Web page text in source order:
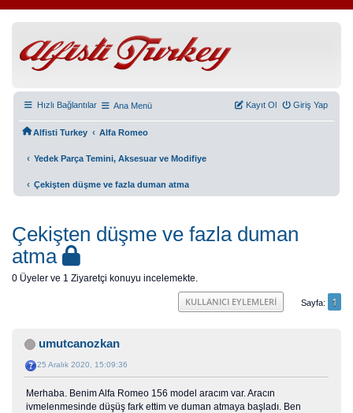
Hızlı Bağlantılar Ana Menü Giriş Yap
Kayıt Ol
Alfisti Turkey ‹ Alfa Romeo
‹ Yedek Parça Temini, Aksesuar ve Modifiye
‹ Çekişten düşme ve fazla duman atma
Çekişten düşme ve fazla duman
atma
0 Üyeler ve 1 Ziyaretçi konuyu incelemekte.
Sayfa 1
KULLANICI EYLEMLERI
umutcanozkan
25 Aralık 2020, 15:09:36
Merhaba. Benim Alfa Romeo 156 model aracım var. Aracın
ivmelenmesinde düşüş fark ettim ve duman atmaya başladı. Ben